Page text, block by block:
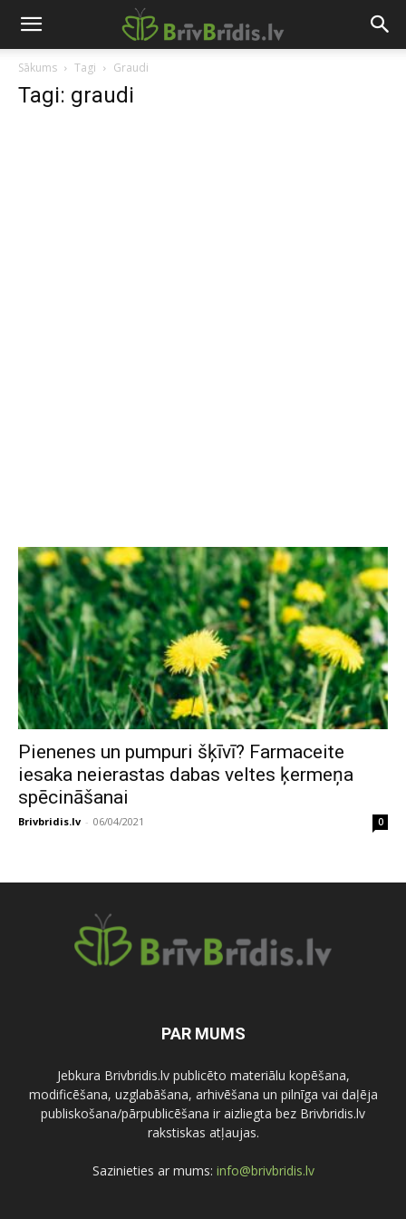
Sākums Tagi Graudi
Tagi: graudi
Pienenes un pumpuri šķīvī? Farmaceite
iesaka neierastas dabas veltes ķermeņa
spēcināšanai
Brivbridis.lv - 06/04/2021 0
PAR MUMS
Jebkura Brivbridis.lv publicēto materiālu kopēšana,
modificēšana, uzglabāšana, arhivēšana un pilnīga vai daļēja
publiskošana/pārpublicēšana ir aizliegta bez Brivbridis.lv
rakstiskas atļaujas.
Sazinieties ar mums: info@brivbridis.lv